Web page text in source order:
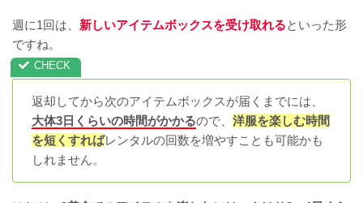
週に1回は、 新しいアイテムボックスを受け取れるといった形
ですね。
返却してから次のアイテムボックスが届くまでには、
大体3日くらいの時間がかかるので、 洋服を楽しむ時間
を短くすればレンタルの回数を増やすことも可能かも
しれません。